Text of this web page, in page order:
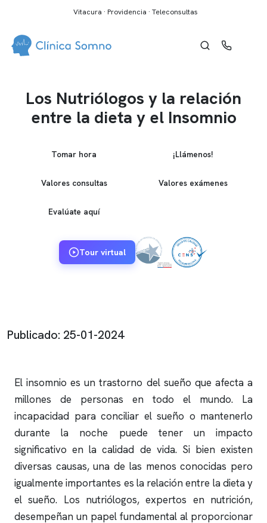
Vitacura · Providencia · Teleconsultas
Los Nutriólogos y la relación
entre la dieta y el Insomnio
Tomar hora ¡Llámenos!
Valores consultas Valores exámenes
Evalúate aquí
Tour virtual
Publicado: 25-01-2024
Elinsomnio es un trastorno del sueño que afecta a
millones de personas en todo el mundo. La
incapacidad para conciliar el sueño o mantenerlo
durante la noche puede tener un impacto
significativo en la calidad de vida. Si bien existen
diversas causas, una de las menos conocidas pero
igualmente importantes es la relación entre la dieta y
el sueño. Los nutriólogos, expertos en nutrición,
desempeñan un papel fundamental al proporcionar